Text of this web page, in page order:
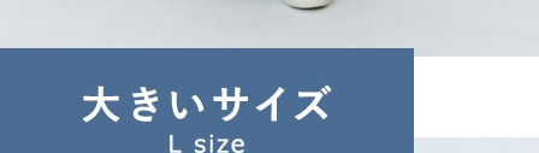
(ぱんつ) /